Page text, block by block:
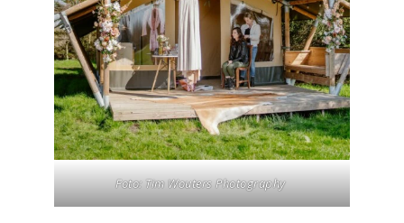
Foto:Tim Wouters Photography